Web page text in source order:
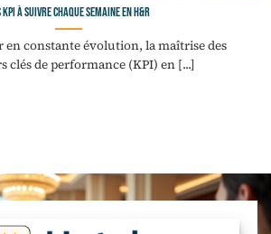
KPI à suivre chaque semaine en H&R
en constante évolution, la maîtrise des
clés de performance (KPI) en [...]